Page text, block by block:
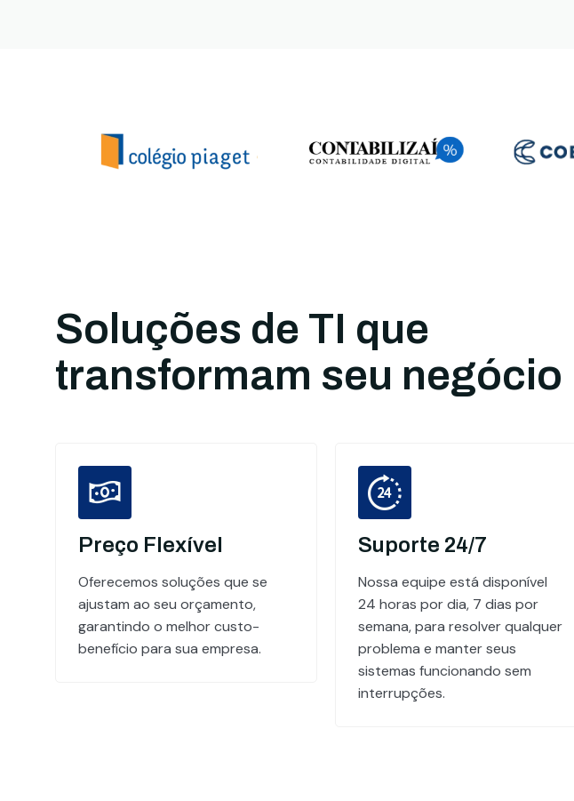
Soluções de TI que
transformam seu negócio
Preço Flexível
Oferecemos soluções que se
ajustam ao seu orçamento,
garantindo o melhor custo-
benefício para sua empresa.
Suporte 24/7
Nossa equipe está disponível
24 horas por dia, 7 dias por
semana, para resolver qualquer
problema e manter seus
sistemas funcionando sem
interrupções.